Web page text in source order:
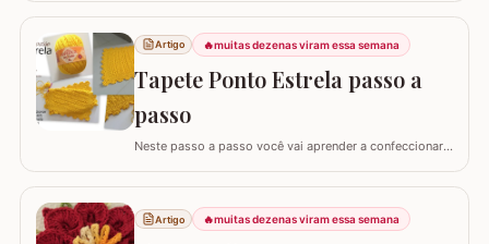
passo a passo do tapete, mas desta vez vou mostrar
como é super fácil fazer um modelo quadrado com as
bordas retas. O passo a passo está bem detalhado,
mas se sentir alguma dificuldade deixe um…
Artigo 🔥muitas dezenas viram essa semana
Tapete Ponto Estrela passo a
passo
Neste passo a passo você vai aprender a confeccionar
Maxcolor (400g/452 metros). Quem trabalha com este
fio com certeza sabe que a qualidade é indiscutível. É
mais durável e possui cores vibrantes deixando
Artigo 🔥muitas dezenas viram essa semana